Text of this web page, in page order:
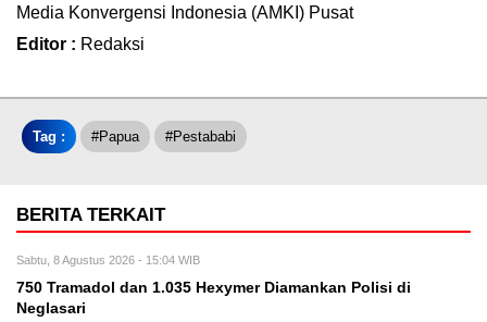
Media Konvergensi Indonesia (AMKI) Pusat
Editor : Redaksi
Tag : #papua #pestababi
BERITA TERKAIT
Sabtu, 8 Agustus 2026 - 15:04 WIB
750 Tramadol dan 1.035 Hexymer Diamankan Polisi di
Neglasari